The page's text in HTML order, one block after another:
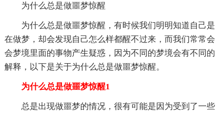
为什么总是做噩梦惊醒
为什么总是做噩梦惊醒，有时候我们明明知道自己是
在做梦，却会发现自己怎么样都醒不过来，而我们常常会
会梦境里面的事物产生疑惑，因为不同的梦境会有不同的
解释，以下是关于为什么总是做噩梦惊醒。
为什么总是做噩梦惊醒1
总是出现做噩梦的情况，很有可能是因为受到了一些